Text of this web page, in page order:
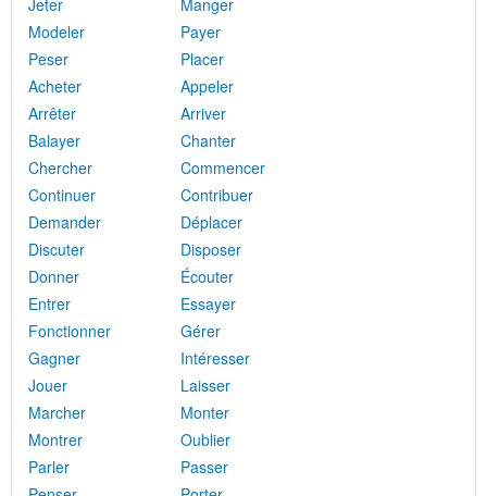
Jeter
Manger
Modeler
Payer
Peser
Placer
Acheter
Appeler
Arrêter
Arriver
Balayer
Chanter
Chercher
Commencer
Continuer
Contribuer
Demander
Déplacer
Discuter
Disposer
Donner
Écouter
Entrer
Essayer
Fonctionner
Gérer
Gagner
Intéresser
Jouer
Laisser
Marcher
Monter
Montrer
Oublier
Parler
Passer